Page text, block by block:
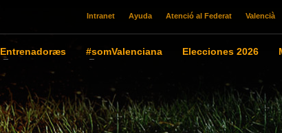
Intranet Ayuda Atenció al Federat Valencià
Entrenadoræs #somValenciana Elecciones 2026